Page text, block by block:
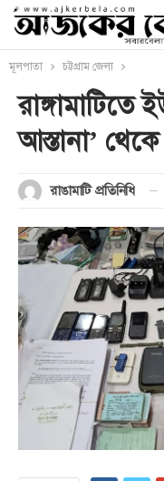
মূলপাতা চট্টগ্রাম জেলা
আস্তানা’
রাঙামাটি প্রতিনিধি